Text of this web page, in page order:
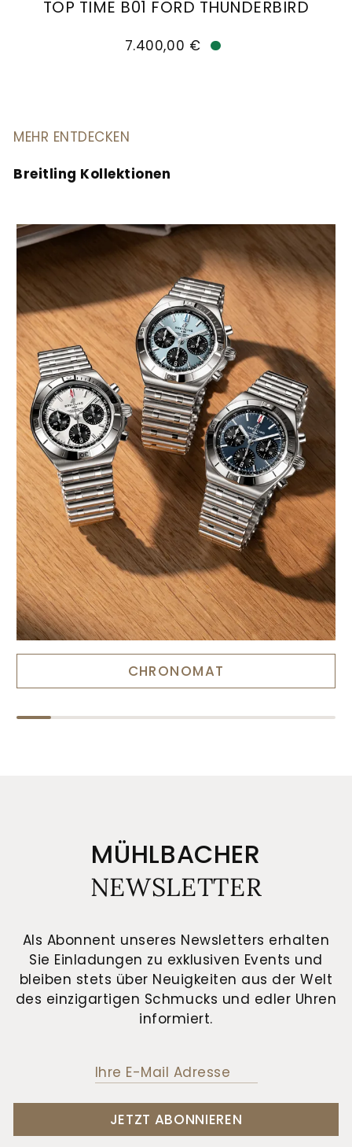
TOP TIME B01 FORD THUNDERBIRD
7.400,00 €
MEHR ENTDECKEN
Breitling Kollektionen
CHRONOMAT
MÜHLBACHER
NEWSLETTER
Als Abonnent unseres Newsletters erhalten
Sie Einladungen zu exklusiven Events und
bleiben stets über Neuigkeiten aus der Welt
des einzigartigen Schmucks und edler Uhren
informiert.
JETZT ABONNIEREN